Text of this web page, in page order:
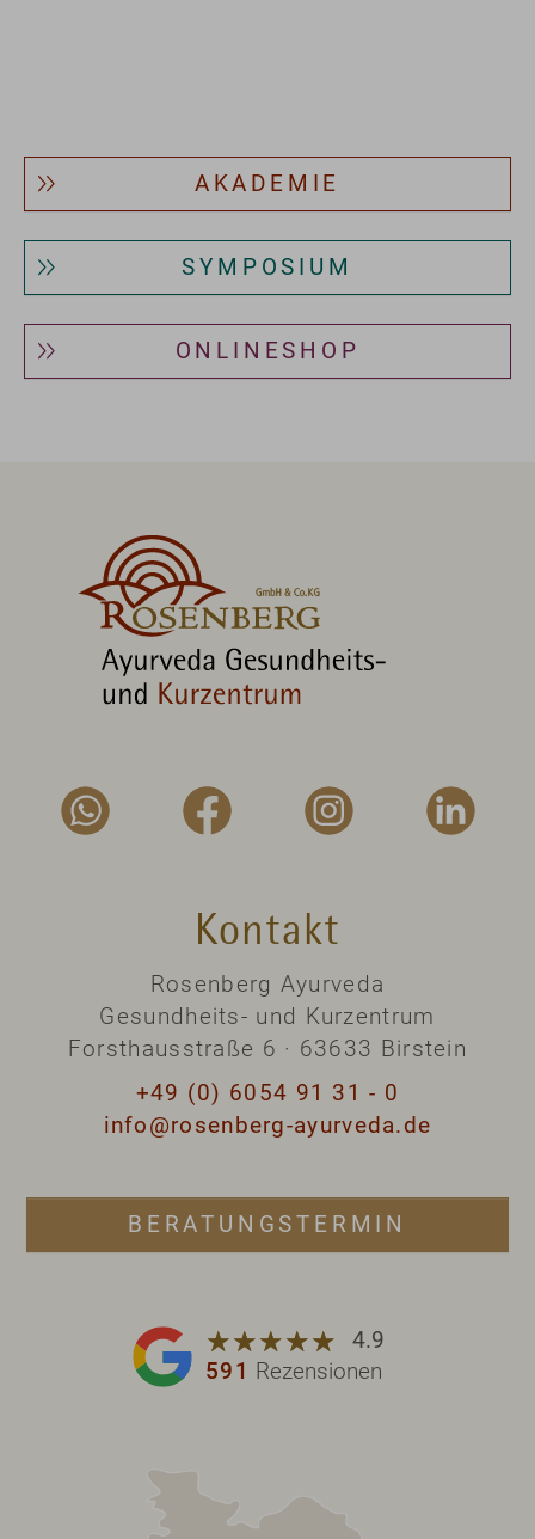
AKADEMIE
SYMPOSIUM
ONLINESHOP
Kontakt
Rosenberg Ayurveda
Gesundheits- und Kurzentrum
Forsthausstraße 6 · 63633 Birstein
+49 (0) 6054 91 31 - 0
info@rosenberg-ayurveda.de
BERATUNGSTERMIN
☆☆☆☆☆
★★★★★
4.9
591 Rezensionen